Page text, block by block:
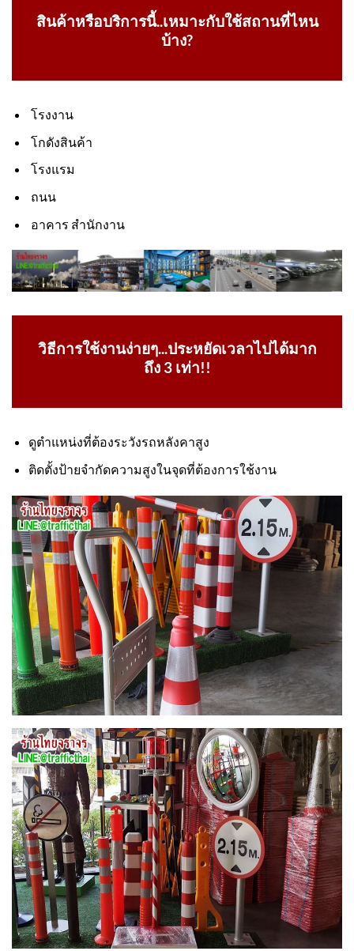
สินค้าหรือบริการนี้..เหมาะกับใช้สถานที่ไหน
บ้าง?
โรงงาน
โกดังสินค้า
โรงแรม
ถนน
อาคาร สำนักงาน
วิธีการใช้งานง่ายๆ...ประหยัดเวลาไปได้มาก
ถึง 3 เท่า!!
ดูตำแหน่งที่ต้องระวังรถหลังคาสูง
ติดตั้งป้ายจำกัดความสูงในจุดที่ต้องการใช้งาน